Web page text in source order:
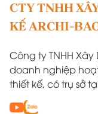
CTY TNHH
KẾ ARCHI-
Công ty TNHH Xây
doanh nghiệp
thiết kế, có trụ sở